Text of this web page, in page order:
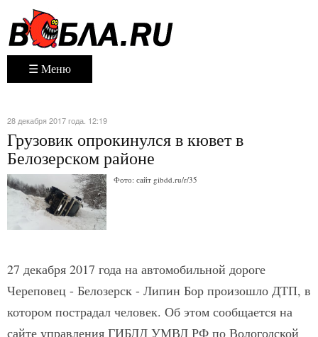
☰ Меню
28 декабря 2017 года. 12:19
Грузовик опрокинулся в кювет в
Белозерском районе
Фото: сайт gibdd.ru/r/35
27 декабря 2017 года на автомобильной дороге
Череповец - Белозерск - Липин Бор произошло ДТП, в
котором пострадал человек. Об этом сообщается на
сайте управления ГИБДД УМВД РФ по Вологодской